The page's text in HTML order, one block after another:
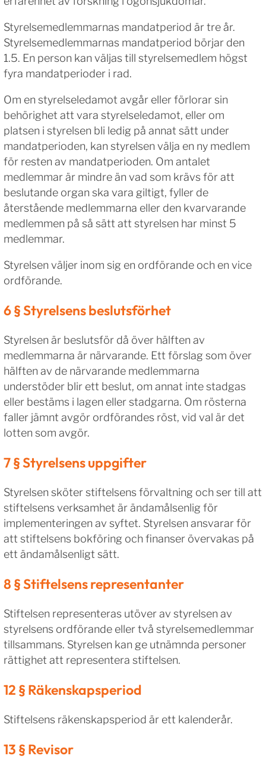
Styrelsemedlemmarnas mandatperiod är tre år.
Styrelsemedlemmarnas mandatperiod börjar den
1.5. En person kan väljas till styrelsemedlem högst
fyra mandatperioder i rad.
Om en styrelseledamot avgår eller förlorar sin
behörighet att vara styrelseledamot, eller om
platsen i styrelsen bli ledig på annat sätt under
mandatperioden, kan styrelsen välja en ny medlem
för resten av mandatperioden. Om antalet
medlemmar är mindre än vad som krävs för att
beslutande organ ska vara giltigt, fyller de
återstående medlemmarna eller den kvarvarande
medlemmen på så sätt att styrelsen har minst 5
medlemmar.
Styrelsen väljer inom sig en ordförande och en vice
ordförande.
6 § Styrelsens beslutsförhet
Styrelsen är beslutsför då över hälften av
medlemmarna är närvarande. Ett förslag som över
hälften av de närvarande medlemmarna
understöder blir ett beslut, om annat inte stadgas
eller bestäms i lagen eller stadgarna. Om rösterna
faller jämnt avgör ordförandes röst, vid val är det
lotten som avgör.
7 § Styrelsens uppgifter
Styrelsen sköter stiftelsens förvaltning och ser till att
stiftelsens verksamhet är ändamålsenlig för
implementeringen av syftet. Styrelsen ansvarar för
att stiftelsens bokföring och finanser övervakas på
ett ändamålsenligt sätt.
8 § Stiftelsens representanter
Stiftelsen representeras utöver av styrelsen av
styrelsens ordförande eller två styrelsemedlemmar
tillsammans. Styrelsen kan ge utnämnda personer
rättighet att representera stiftelsen.
12 § Räkenskapsperiod
Stiftelsens räkenskapsperiod är ett kalenderår.
13 § Revisor